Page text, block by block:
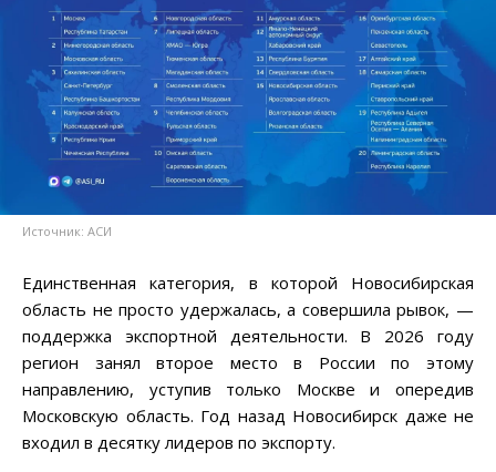
Источник: АСИ
Единственная категория, в которой Новосибирская
область не просто удержалась, а совершила рывок, —
поддержка экспортной деятельности. В 2026 году
регион занял второе место в России по этому
направлению, уступив только Москве и опередив
Московскую область. Год назад Новосибирск даже не
входил в десятку лидеров по экспорту.